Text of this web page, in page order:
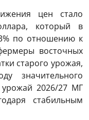
цен стало
который в
по отношению к
восточных
старого урожая,
значительного
2026/27 МГ
стабильным